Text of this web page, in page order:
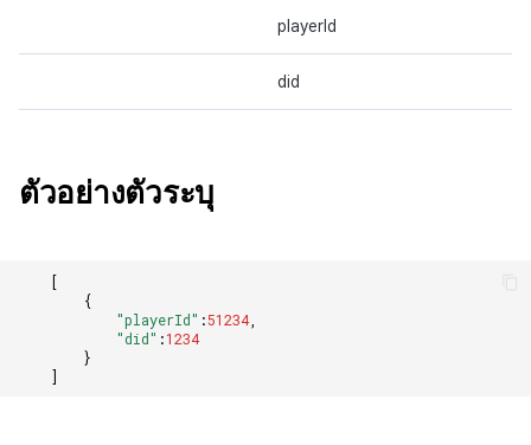
playerId
did
ตัวอย่างตัวระบุ
[
{
"playerId" :51234,
"did" :1234
}
]